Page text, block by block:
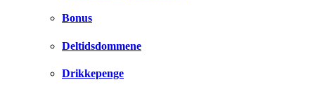
Bonus
Deltidsdommene
Drikkepenge